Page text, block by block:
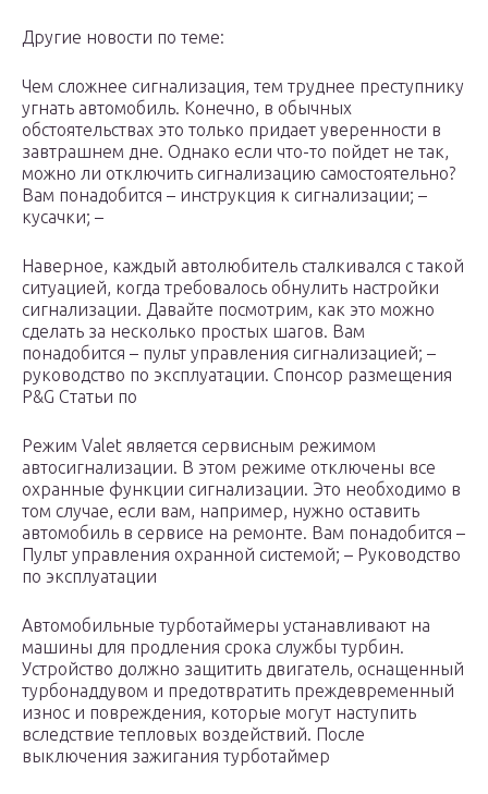
Другие новости по теме:
Чем сложнее сигнализация, тем труднее преступнику
угнать автомобиль. Конечно, в обычных
обстоятельствах это только придает уверенности в
завтрашнем дне. Однако если что-то пойдет не так,
можно ли отключить сигнализацию самостоятельно?
Вам понадобится – инструкция к сигнализации; –
кусачки; –
Наверное, каждый автолюбитель сталкивался с такой
ситуацией, когда требовалось обнулить настройки
сигнализации. Давайте посмотрим, как это можно
сделать за несколько простых шагов. Вам
понадобится – пульт управления сигнализацией; –
руководство по эксплуатации. Спонсор размещения
P&G Статьи по
Режим Valet является сервисным режимом
автосигнализации. В этом режиме отключены все
охранные функции сигнализации. Это необходимо в
том случае, если вам, например, нужно оставить
автомобиль в сервисе на ремонте. Вам понадобится –
Пульт управления охранной системой; – Руководство
по эксплуатации
Автомобильные турботаймеры устанавливают на
машины для продления срока службы турбин.
Устройство должно защитить двигатель, оснащенный
турбонаддувом и предотвратить преждевременный
износ и повреждения, которые могут наступить
вследствие тепловых воздействий. После
выключения зажигания турботаймер